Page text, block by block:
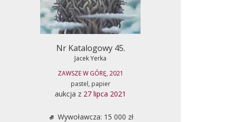
Nr Katalogowy 45.
Jacek Yerka
ZAWSZE W GÓRĘ, 2021
pastel, papier
aukcja z 27 lipca 2021
Wywoławcza: 15 000 zł